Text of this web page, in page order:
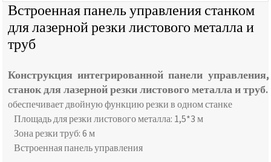
Встроенная панель управления станком
для лазерной резки листового металла и
труб
Конструкция интегрированной панели управления,
станок для лазерной резки листового металла и труб.
обеспечивает двойную функцию резки в одном станке
Площадь для резки листового металла: 1,5*3 м
Зона резки труб: 6 м
Встроенная панель управления